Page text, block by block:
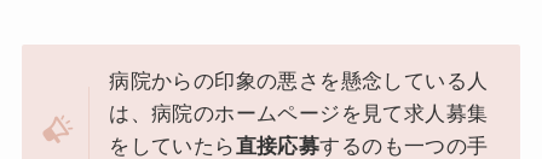
病院からの印象の悪さを懸念している人
は、病院のホームページを見て求人募集
をしていたら直接応募するのも一つの手